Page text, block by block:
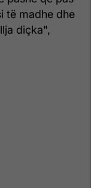
të madhe dhe
diçka",